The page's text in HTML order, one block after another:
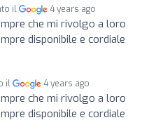
il 4 years ago
che mi rivolgo a loro
disponibile e cordiale
il 4 years ago
che mi rivolgo a loro
disponibile e cordiale